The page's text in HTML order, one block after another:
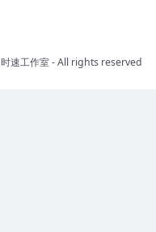
时速工作室- All rights reserved